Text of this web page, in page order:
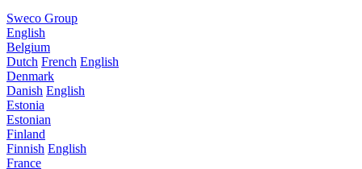
Sweco Group
English
Belgium
Dutch French English
Denmark
Danish English
Estonia
Estonian
Finland
Finnish English
France